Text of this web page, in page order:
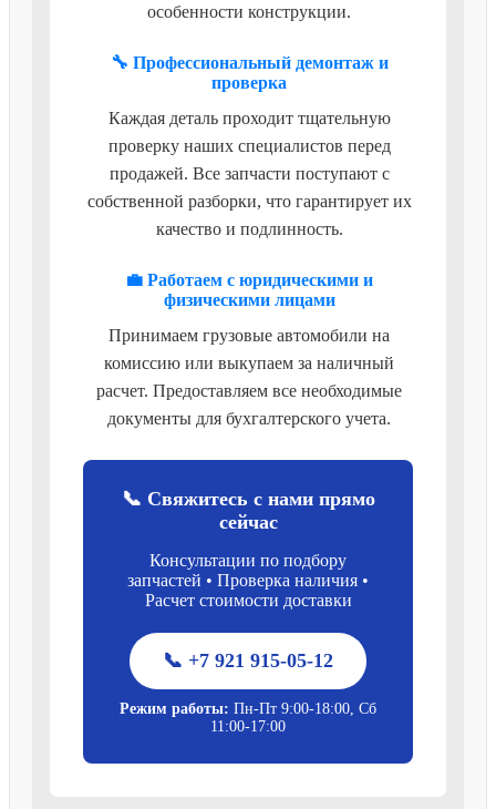
особенности конструкции.
🔧 Профессиональный демонтаж и
проверка
Каждая деталь проходит тщательную
проверку наших специалистов перед
продажей. Все запчасти поступают с
собственной разборки, что гарантирует их
качество и подлинность.
💼 Работаем с юридическими и
физическими лицами
Принимаем грузовые автомобили на
комиссию или выкупаем за наличный
расчет. Предоставляем все необходимые
документы для бухгалтерского учета.
📞 Свяжитесь с нами прямо
сейчас
Консультации по подбору
запчастей • Проверка наличия •
Расчет стоимости доставки
📞 +7 921 915-05-12
Режим работы: Пн-Пт 9:00-18:00, Сб
11:00-17:00